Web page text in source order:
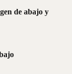
de abajo y